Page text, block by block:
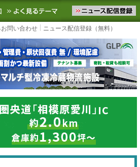
ュースをお届けします。物流ニュ
お気に入りに追加 よく見るテーマ
問い合わせ ニュース配信登録（無料）